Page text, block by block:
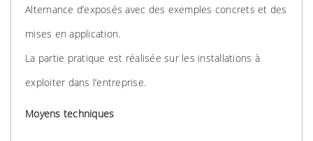
Alternance d’exposés avec des exemples concrets et des
mises en application.
La partie pratique est réalisée sur les installations à
exploiter dans l’entreprise.
Moyens techniques